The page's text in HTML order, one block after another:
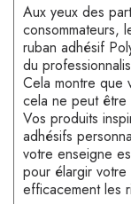
Aux yeux des
consommateurs,
ruban adhésif
du
Cela montre que
cela ne peut
Vos produits
adhésifs
votre enseigne
pour élargir
efficacement les